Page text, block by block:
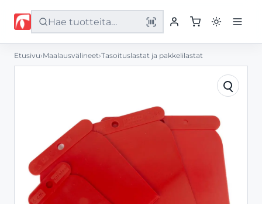
Etusivu
Yritys
Yhteystiedot
Etusivu›Maalausvälineet›Tasoituslastat ja pakkelilastat